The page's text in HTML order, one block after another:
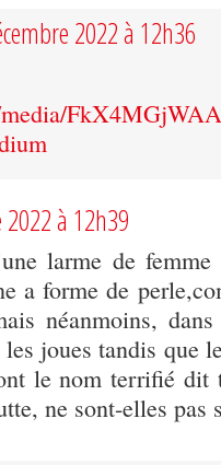
2022 à 12h36
à 12h39
larme de
a forme de
néanmoins,
les joues tandis que
le nom terrifié
ne sont-elles pas